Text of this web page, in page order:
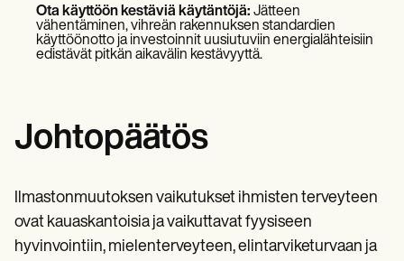
Ota käyttöön kestäviä käytäntöjä: Jätteen
vähentäminen, vihreän rakennuksen standardien
käyttöönotto ja investoinnit uusiutuviin energialähteisiin
edistävät pitkän aikavälin kestävyyttä.
Johtopäätös
Ilmastonmuutoksen vaikutukset ihmisten terveyteen
ovat kauaskantoisia ja vaikuttavat fyysiseen
hyvinvointiin, mielenterveyteen, elintarviketurvaan ja